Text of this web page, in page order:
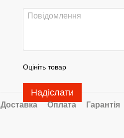
Оцініть товар
Надіслати
Доставка Оплата Гарантія